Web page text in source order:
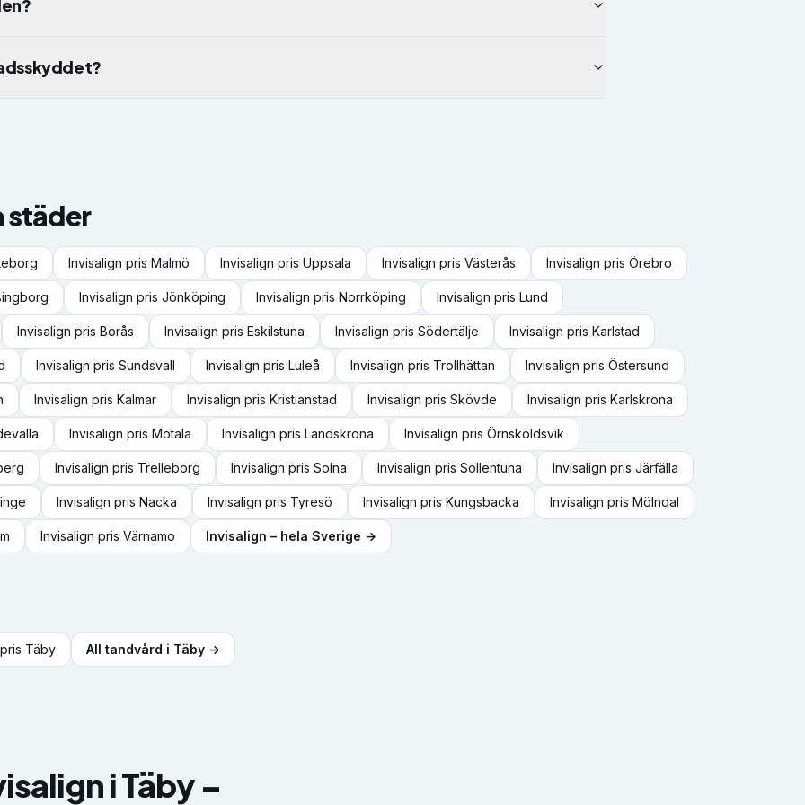
städer
Invisalign pris Malmö Invisalign pris Uppsala Invisalign pris Västerås Invisalign pris Örebro
Invisalign pris Jönköping Invisalign pris Norrköping Invisalign pris Lund
Invisalign pris Borås Invisalign pris Eskilstuna Invisalign pris Södertälje Invisalign pris Karlstad
Invisalign pris Sundsvall Invisalign pris Luleå Invisalign pris Trollhättan Invisalign pris Östersund
Invisalign pris Kalmar Invisalign pris Kristianstad Invisalign pris Skövde Invisalign pris Karlskrona
Invisalign pris Motala Invisalign pris Landskrona Invisalign pris Örnsköldsvik
Invisalign pris Trelleborg Invisalign pris Solna Invisalign pris Sollentuna Invisalign pris Järfälla
Invisalign pris Nacka Invisalign pris Tyresö Invisalign pris Kungsbacka Invisalign pris Mölndal
Invisalign pris Värnamo Invisalign – hela Sverige →
Täby All tandvård i Täby →
iTäby –